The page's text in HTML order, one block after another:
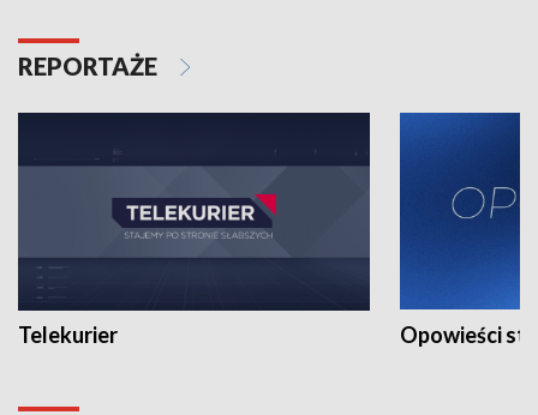
REPORTAŻE
Telekurier Opowieści